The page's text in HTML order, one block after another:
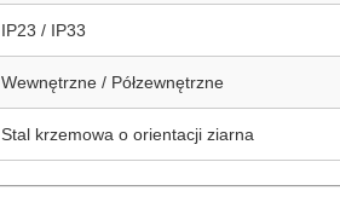
IP23 / IP33
Wewnętrzne / Półzewnętrzne
Stal krzemowa o orientacji ziarna